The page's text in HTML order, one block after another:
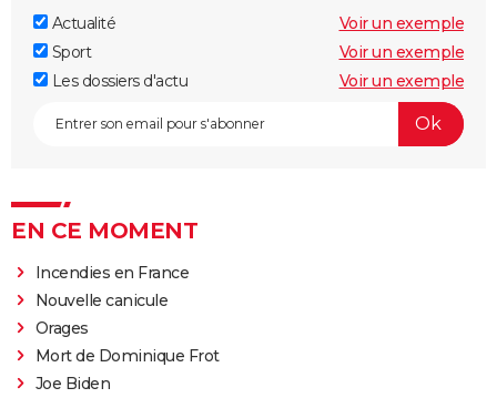
Actualité
Voir un exemple
Sport
Voir un exemple
Les dossiers d'actu
Voir un exemple
EN CE MOMENT
Incendies en France
Nouvelle canicule
Orages
Mort de Dominique Frot
Joe Biden